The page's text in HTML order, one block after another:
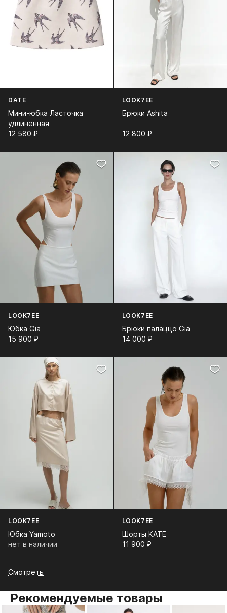
DATE
Мини-юбка Ласточка
удлиненная
12 580⁠ ⁠₽
LOOK7EE
Брюки Ashita
12 800⁠ ⁠₽
LOOK7EE
Юбка Gia
15 900⁠ ⁠₽
LOOK7EE
Брюки палаццо Gia
14 000⁠ ⁠₽
LOOK7EE
Юбка Yamoto
нет в наличии
LOOK7EE
Шорты KATE
11 900⁠ ⁠₽
Смотреть
Рекомендуемые товары